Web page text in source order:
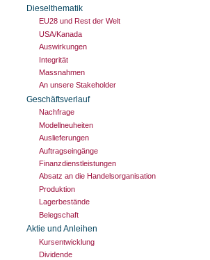
Dieselthematik
EU28 und Rest der Welt
USA/Kanada
Auswirkungen
Integrität
Massnahmen
An unsere Stakeholder
Geschäftsverlauf
Nachfrage
Modellneuheiten
Auslieferungen
Auftragseingänge
Finanzdienstleistungen
Absatz an die Handelsorganisation
Produktion
Lagerbestände
Belegschaft
Aktie und Anleihen
Kursentwicklung
Dividende